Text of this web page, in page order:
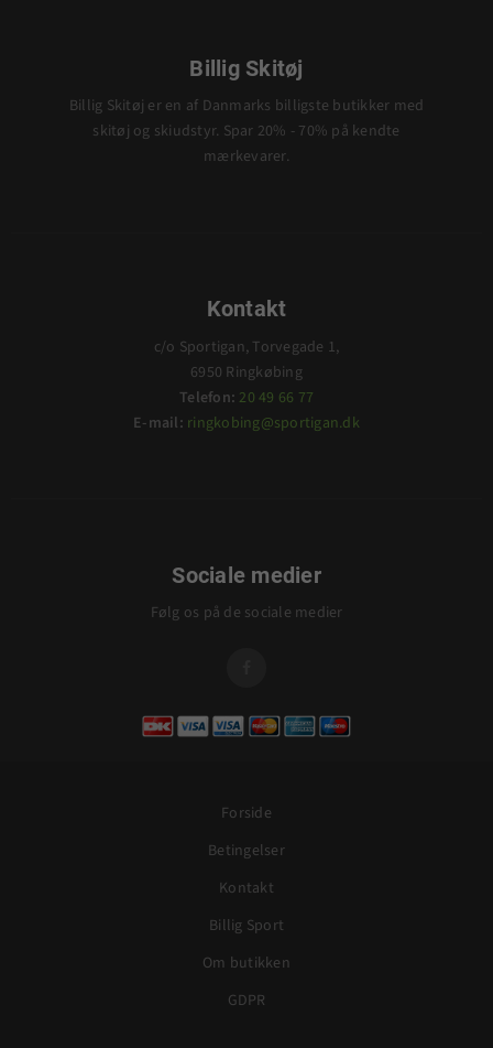
Billig Skitøj
Billig Skitøj er en af Danmarks billigste butikker med
skitøj og skiudstyr. Spar 20% - 70% på kendte
mærkevarer.
Kontakt
c/o Sportigan, Torvegade 1,
6950 Ringkøbing
Telefon: 20 49 66 77
E-mail: ringkobing@sportigan.dk
Sociale medier
Følg os på de sociale medier
Forside
Betingelser
Kontakt
Billig Sport
Om butikken
GDPR